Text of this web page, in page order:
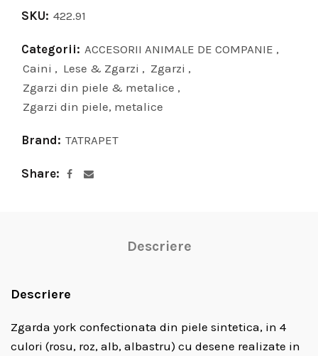
SKU: 422.91
Categorii: ACCESORII ANIMALE DE COMPANIE ,
Caini , Lese & Zgarzi , Zgarzi ,
Zgarzi din piele & metalice ,
Zgarzi din piele, metalice
Brand: TATRAPET
Share
Descriere
Descriere
Zgarda york confectionata din piele sintetica, in 4
culori (rosu, roz, alb, albastru) cu desene realizate in